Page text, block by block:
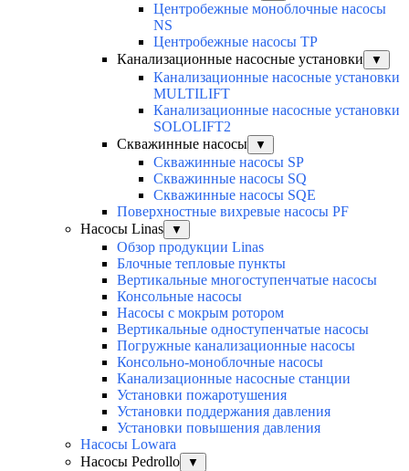
Центробежные моноблочные насосы
NS
Центробежные насосы TP
Канализационные насосные установки
▼
Канализационные насосные установки
MULTILIFT
Канализационные насосные установки
SOLOLIFT2
Скважинные насосы
▼
Скважинные насосы SP
Скважинные насосы SQ
Скважинные насосы SQE
Поверхностные вихревые насосы PF
Насосы Linas
▼
Обзор продукции Linas
Блочные тепловые пункты
Вертикальные многоступенчатые насосы
Консольные насосы
Насосы с мокрым ротором
Вертикальные одноступенчатые насосы
Погружные канализационные насосы
Консольно-моноблочные насосы
Канализационные насосные станции
Установки пожаротушения
Установки поддержания давления
Установки повышения давления
Насосы Lowara
Насосы Pedrollo
▼